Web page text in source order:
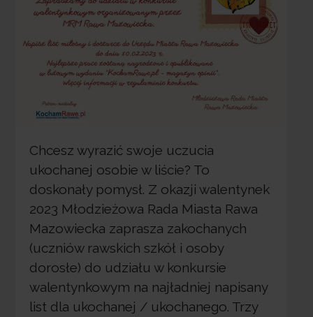
Chcesz wyrazić swoje uczucia
ukochanej osobie w liście? To
doskonały pomysł. Z okazji walentynek
2023 Młodzieżowa Rada Miasta Rawa
Mazowiecka zaprasza zakochanych
(uczniów rawskich szkół i osoby
dorosłe) do udziału w konkursie
walentynkowym na najładniej napisany
list dla ukochanej / ukochanego. Trzy